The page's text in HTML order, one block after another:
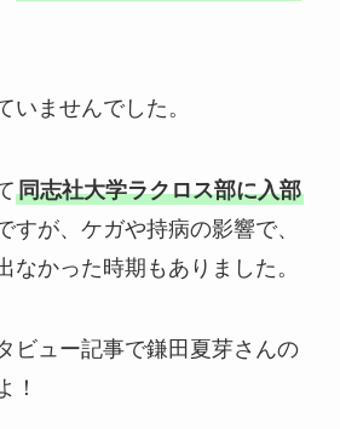
いませんでした。
同志社大学ラクロス部に入部
すが、ケガや持病の影響で、
なかった時期もありました。
ビュー記事で鎌田夏芽さんの
！